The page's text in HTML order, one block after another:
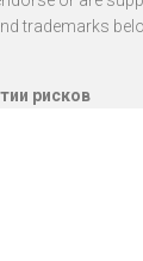
trademarks
рисков